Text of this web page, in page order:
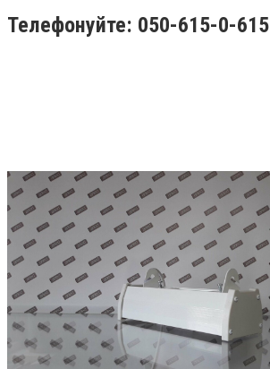
Телефонуйте: 050-615-0-615